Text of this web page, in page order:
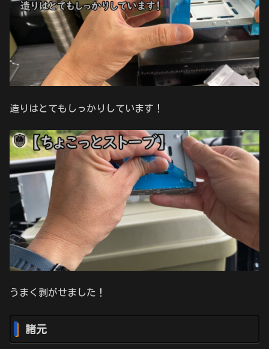
造りはとてもしっかりしています！
うまく剥がせました！
諸元